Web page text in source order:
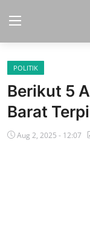
Home
Sport
Nasional
POLITIK
Berikut 5
Barat
Aug 2, 2025 - 12:07